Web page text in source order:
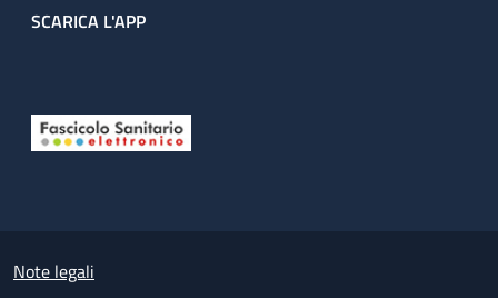
SCARICA L'APP
Small prints
Note legali